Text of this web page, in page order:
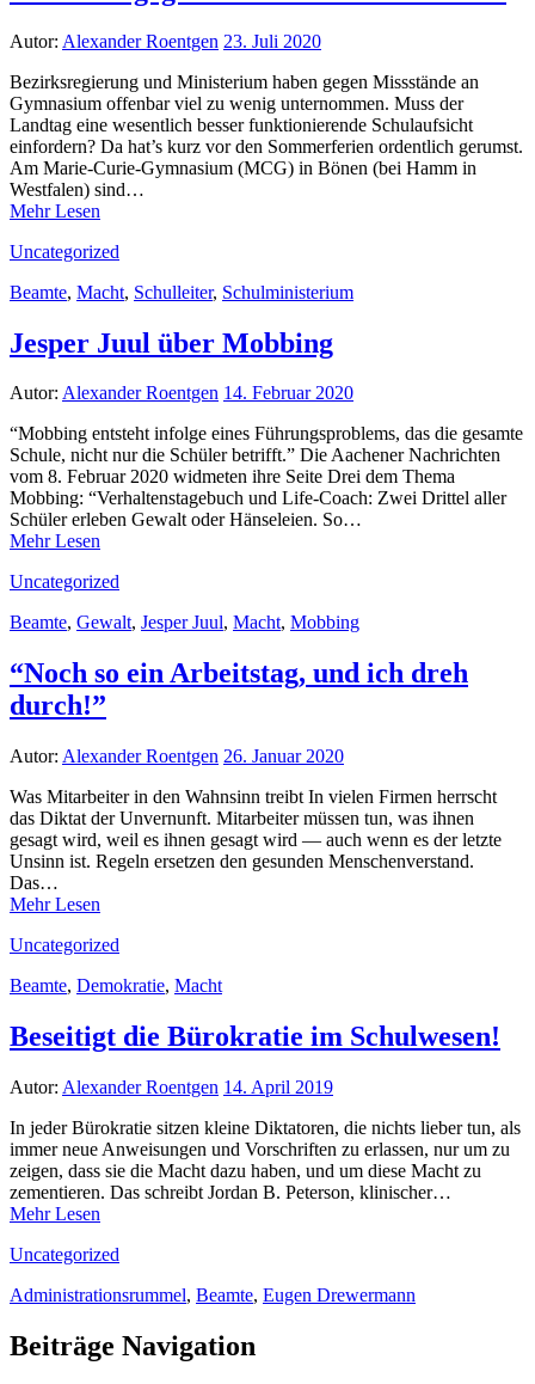
Autor: Alexander Roentgen 23. Juli 2020
Bezirksregierung und Ministerium haben gegen Missstände an
Gymnasium offenbar viel zu wenig unternommen. Muss der
Landtag eine wesentlich besser funktionierende Schulaufsicht
einfordern? Da hat’s kurz vor den Sommerferien ordentlich gerumst.
Am Marie-Curie-Gymnasium (MCG) in Bönen (bei Hamm in
Westfalen) sind…
Mehr Lesen
Uncategorized
Beamte, Macht, Schulleiter, Schulministerium
Jesper Juul über Mobbing
Autor: Alexander Roentgen 14. Februar 2020
“Mobbing entsteht infolge eines Führungsproblems, das die gesamte
Schule, nicht nur die Schüler betrifft.” Die Aachener Nachrichten
vom 8. Februar 2020 widmeten ihre Seite Drei dem Thema
Mobbing: “Verhaltenstagebuch und Life-Coach: Zwei Drittel aller
Schüler erleben Gewalt oder Hänseleien. So…
Mehr Lesen
Uncategorized
Beamte, Gewalt, Jesper Juul, Macht, Mobbing
“Noch so ein Arbeitstag, und ich dreh
durch!”
Autor: Alexander Roentgen 26. Januar 2020
Was Mitarbeiter in den Wahnsinn treibt In vielen Firmen herrscht
das Diktat der Unvernunft. Mitarbeiter müssen tun, was ihnen
gesagt wird, weil es ihnen gesagt wird — auch wenn es der letzte
Unsinn ist. Regeln ersetzen den gesunden Menschenverstand.
Das…
Mehr Lesen
Uncategorized
Beamte, Demokratie, Macht
Beseitigt die Bürokratie im Schulwesen!
Autor: Alexander Roentgen 14. April 2019
In jeder Bürokratie sitzen kleine Diktatoren, die nichts lieber tun, als
immer neue Anweisungen und Vorschriften zu erlassen, nur um zu
zeigen, dass sie die Macht dazu haben, und um diese Macht zu
zementieren. Das schreibt Jordan B. Peterson, klinischer…
Mehr Lesen
Uncategorized
Administrationsrummel, Beamte, Eugen Drewermann
Beiträge Navigation